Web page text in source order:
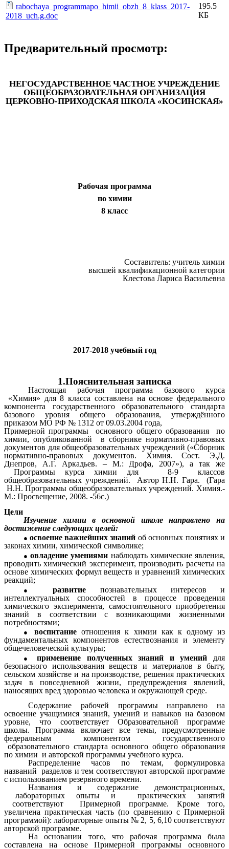
rabochaya_programmapo_himii_obzh_8_klass_2017-
2018_uch.g.doc
195.5
КБ
Предварительный просмотр:
НЕГОСУДАРСТВЕННОЕ ЧАСТНОЕ УЧРЕЖДЕНИЕ
ОБЩЕОБРАЗОВАТЕЛЬНАЯ ОРГАНИЗАЦИЯ
ЦЕРКОВНО-ПРИХОДСКАЯ ШКОЛА «КОСИНСКАЯ»
Рабочая программа
по химии
8 класс
Составитель: учитель химии
высшей квалификационной категории
Клестова Лариса Васильевна
2017-2018 учебный год
1.Пояснительная записка
Настоящая рабочая программа базового курса
«Химия» для 8 класса составлена на основе федерального
компонента государственного образовательного стандарта
базового уровня общего образования, утверждённого
приказом МО РФ № 1312 от 09.03.2004 года,
Примерной программы основного общего образования по
химии, опубликованной в сборнике нормативно-правовых
документов для общеобразовательных учреждений («Сборник
нормативно-правовых документов. Химия. Сост. Э.Д.
Днепров, А.Г. Аркадьев. – М.: Дрофа, 2007»), а так же
Программы курса химии для 8-9 классов
общеобразовательных учреждений. Автор Н.Н. Гара. (Гара
Н.Н. Программы общеобразовательных учреждений. Химия.-
М.: Просвещение, 2008. -56с.)
Цели
Изучение химии в основной школе направлено на
достижение следующих целей:
освоение важнейших знаний об основных понятиях и
законах химии, химической символике;
овладение умениями наблюдать химические явления,
проводить химический эксперимент, производить расчеты на
основе химических формул веществ и уравнений химических
реакций;
развитие познавательных интересов и
интеллектуальных способностей в процессе проведения
химического эксперимента, самостоятельного приобретения
знаний в соответствии с возникающими жизненными
потребностями;
воспитание отношения к химии как к одному из
фундаментальных компонентов естествознания и элементу
общечеловеческой культуры;
применение полученных знаний и умений для
безопасного использования веществ и материалов в быту,
сельском хозяйстве и на производстве, решения практических
задач в повседневной жизни, предупреждения явлений,
наносящих вред здоровью человека и окружающей среде.
Содержание рабочей программы направлено на
освоение учащимися знаний, умений и навыков на базовом
уровне, что соответствует Образовательной программе
школы. Программа включает все темы, предусмотренные
федеральным компонентом государственного
образовательного стандарта основного общего образования
по химии и авторской программы учебного курса.
Распределение часов по темам, формулировка
названий разделов и тем соответствуют авторской программе
с использованием резервного времени.
Названия и содержание демонстрационных,
лабораторных опыты и практических занятий
соответствуют Примерной программе. Кроме того,
увеличена практическая часть (по сравнению с Примерной
программой): лабораторные опыты № 2, 5, 6,10 соответствуют
авторской программе.
На основании того, что рабочая программа была
составлена на основе Примерной программы основного